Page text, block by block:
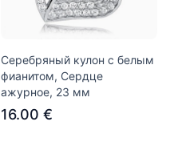
Серебряный кулон с белым
фианитом, Сердце
ажурное, 23 мм
16.00 €